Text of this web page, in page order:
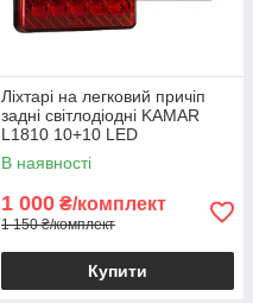
Ліхтарі на легковий причіп
задні світлодіодні KAMAR
L1810 10+10 LED
стоп+габарит+поворот
В наявності
1 000 ₴/комплект
1 150 ₴/комплект
Купити